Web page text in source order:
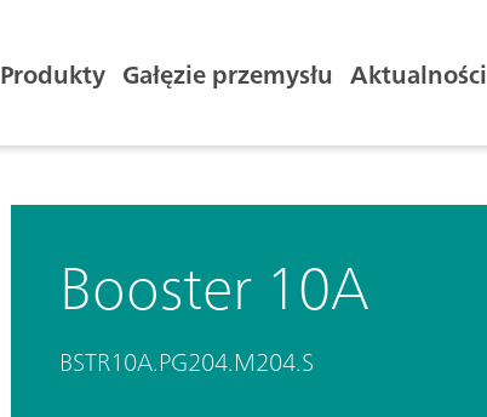
Produkty Gałęzie przemysłu Aktualności
Booster 10A
BSTR10A.PG204.M204.S